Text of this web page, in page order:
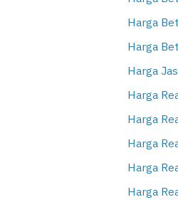
Harga
Harga
Harga
Harga
Harga
Harga
Harga
Harga